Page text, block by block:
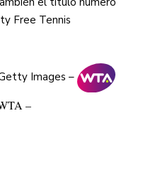
Free Tennis
Images –
–